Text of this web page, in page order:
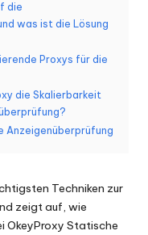
die
was ist die Lösung
Proxys für die
die Skalierbarkeit
Anzeigenüberprüfung
Techniken zur
zeigt auf, wie
OkeyProxy Statische